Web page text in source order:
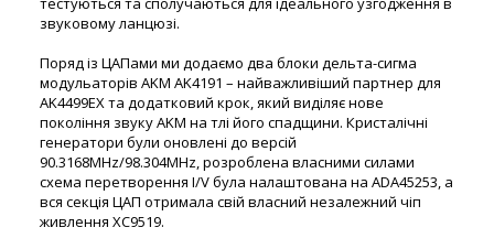
звуковому ланцюзі.
Поряд із ЦАПами ми додаємо два блоки дельта-сигма
модульаторів AKM AK4191 – найважливіший партнер для
AK4499EX та додатковий крок, який виділяє нове
покоління звуку AKM на тлі його спадщини. Кристалічні
генератори були оновлені до версій
90.3168MHz/98.304MHz, розроблена власними силами
схема перетворення I/V була налаштована на ADA45253, а
вся секція ЦАП отримала свій власний незалежний чіп
живлення XC9519.